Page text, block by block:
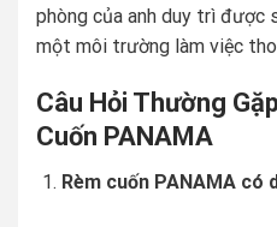
phòng của anh duy trì được
một môi trường làm việc
Câu Hỏi Thường
Cuốn PANAMA
Rèm cuốn PANAMA có